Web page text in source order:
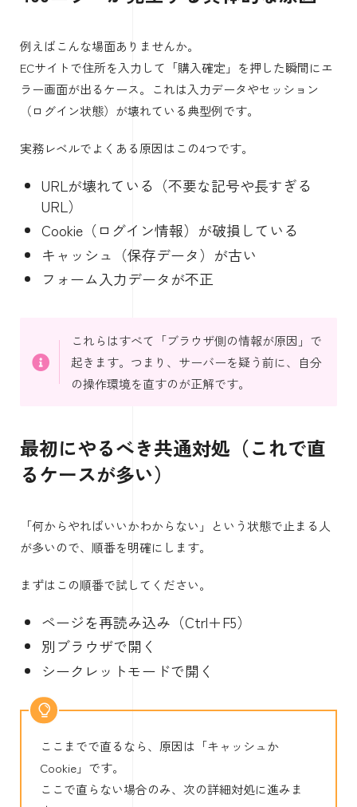
例えばこんな場面ありませんか。
ECサイトで住所を入力して「購入確定」を押した瞬間にエ
ラー画面が出るケース。これは入力データやセッション
（ログイン状態）が壊れている典型例です。
実務レベルでよくある原因はこの4つです。
URLが壊れている（不要な記号や長すぎる
URL）
Cookie（ログイン情報）が破損している
キャッシュ（保存データ）が古い
フォーム入力データが不正
これらはすべて「ブラウザ側の情報が原因」で
起きます。つまり、サーバーを疑う前に、自分
の操作環境を直すのが正解です。
最初にやるべき共通対処（これで直
るケースが多い）
「何からやればいいかわからない」という状態で止まる人
が多いので、順番を明確にします。
まずはこの順番で試してください。
ページを再読み込み（Ctrl＋F5）
別ブラウザで開く
シークレットモードで開く
ここまでで直るなら、原因は「キャッシュか
Cookie」です。
ここで直らない場合のみ、次の詳細対処に進みま